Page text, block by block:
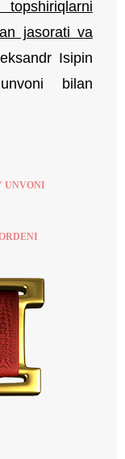
jasorati va
Isipin
bilan
UNVONI